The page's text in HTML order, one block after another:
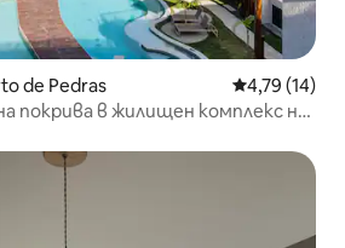
de Pedras Средна
4,79 (14)
покрива в жилищен комплекс на